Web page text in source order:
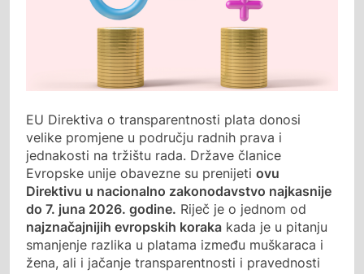
EU Direktiva o transparentnosti plata donosi
velike promjene u području radnih prava i
jednakosti na tržištu rada. Države članice
Evropske unije obavezne su prenijeti ovu
Direktivu u nacionalno zakonodavstvo najkasnije
do 7. juna 2026. godine. Riječ je o jednom od
najznačajnijih evropskih koraka kada je u pitanju
smanjenje razlika u platama između muškaraca i
žena, ali i jačanje transparentnosti i pravednosti